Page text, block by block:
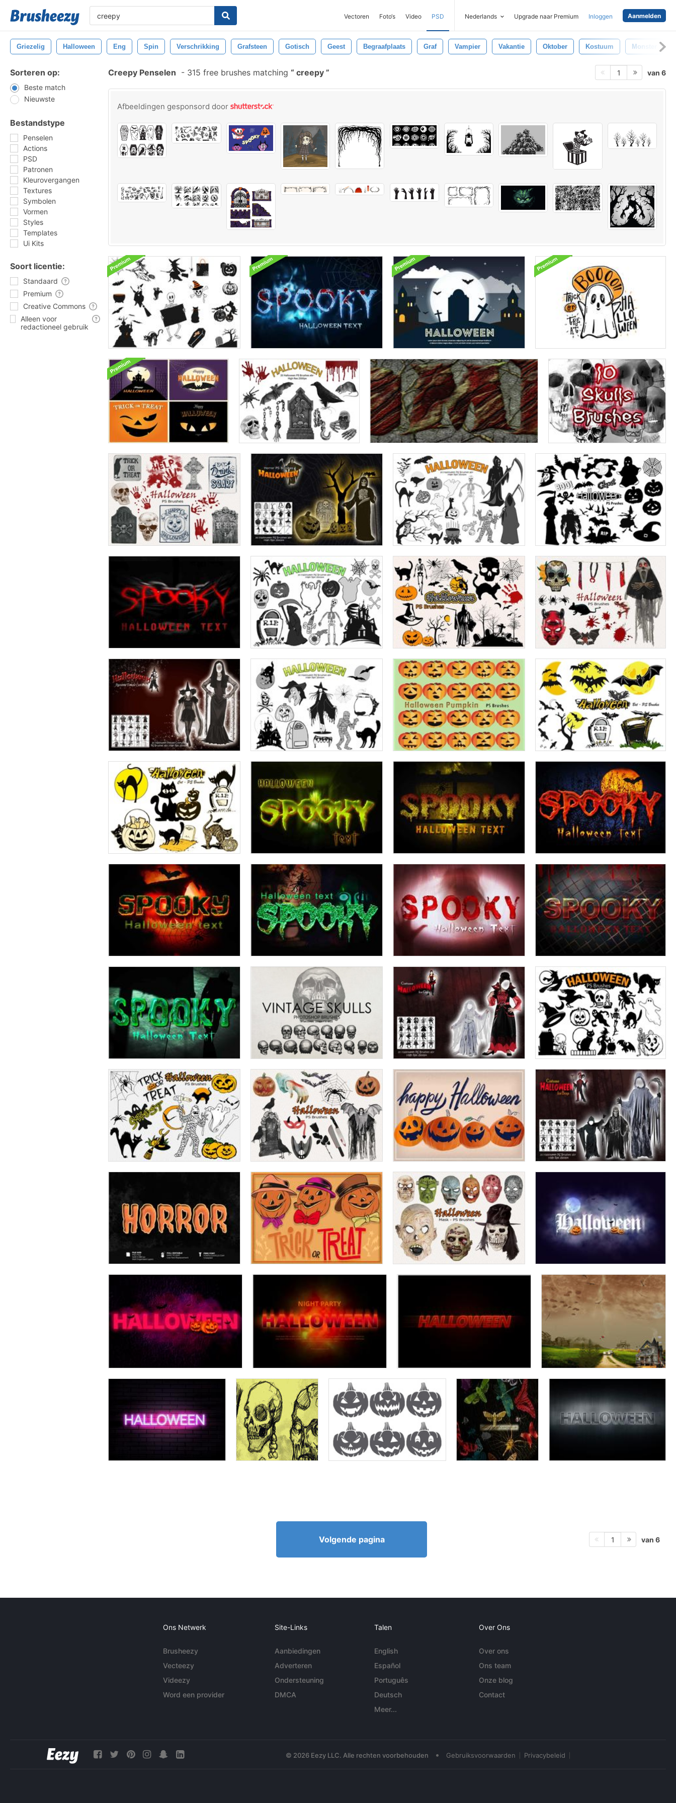
Vectoren Foto‘s Video PSD Nederlands Upgrade naar Premium Inloggen Aanmelden
Griezelig Halloween Eng Spin Verschrikking Grafsteen Gotisch Geest Begraafplaats Graf Vampier Vakantie Oktober Kostuum Monster
Sorteren op:
Beste match
Nieuwste
Bestandstype
Penselen
Actions
PSD
Patronen
Kleurovergangen
Textures
Symbolen
Vormen
Styles
Templates
Ui Kits
Soort licentie:
Standaard
Premium
Creative Commons
Alleen voor
redactioneel gebruik
Creepy Penselen - 315 free brushes matching creepy 1 van 6
Afbeeldingen gesponsord door
Volgende pagina 1 van 6
Ons Netwerk
Brusheezy
Vecteezy
Videezy
Word een provider
Site-Links
Aanbiedingen
Adverteren
Ondersteuning
DMCA
Talen
English
Español
Português
Deutsch
Meer...
Over Ons
Over ons
Ons team
Onze blog
Contact
© 2026 Eezy LLC. Alle rechten voorbehouden • Gebruiksvoorwaarden Privacybeleid